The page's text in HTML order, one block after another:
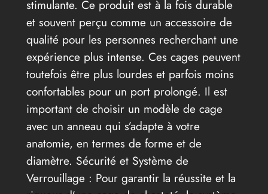
stimulante. Ce produit est à la fois durable
et souvent perçu comme un accessoire de
qualité pour les personnes recherchant une
expérience plus intense. Ces cages peuvent
toutefois être plus lourdes et parfois moins
confortables pour un port prolongé. Il est
important de choisir un modèle de cage
avec un anneau qui s’adapte à votre
anatomie, en termes de forme et de
diamètre. Sécurité et Système de
Verrouillage : Pour garantir la réussite et la